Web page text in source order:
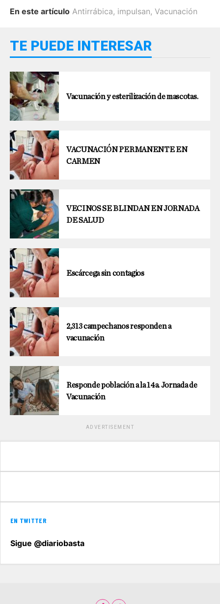
En este artículo Antirrábica, impulsan, Vacunación
TE PUEDE INTERESAR
Vacunación y esterilización de mascotas.
VACUNACIÓN PERMANENTE EN
CARMEN
VECINOS SE BLINDAN EN JORNADA
DE SALUD
Escárcega sin contagios
2,313 campechanos responden a
vacunación
Responde población a la 14a. Jornada de
Vacunación
ADVERTISEMENT
EN TWITTER
Sigue @diariobasta